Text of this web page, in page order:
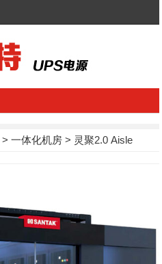
>一体化机房 > 灵聚2.0 Aisle